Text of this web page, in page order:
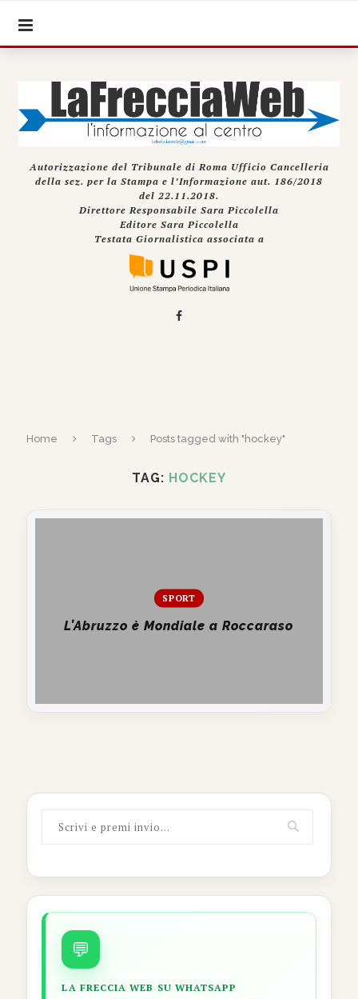
Autorizzazione del Tribunale di Roma Ufficio Cancelleria
della sez. per la Stampa e l’Informazione aut. 186/2018
del 22.11.2018.
Direttore Responsabile Sara Piccolella
Editore Sara Piccolella
Testata Giornalistica associata a
Home Tags Posts tagged with "hockey"
TAG: HOCKEY
SPORT
L’Abruzzo è Mondiale a Roccaraso
💬
LA FRECCIA WEB SU WHATSAPP